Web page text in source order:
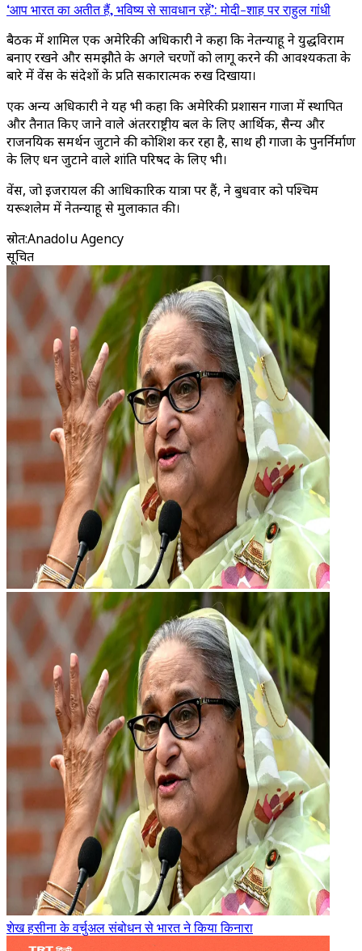
‘आप भारत का अतीत हैं, भविष्य से सावधान रहें’: मोदी-शाह पर राहुल गांधी
बैठक में शामिल एक अमेरिकी अधिकारी ने कहा कि नेतन्याहू ने युद्धविराम
बनाए रखने और समझौते के अगले चरणों को लागू करने की आवश्यकता के
बारे में वेंस के संदेशों के प्रति सकारात्मक रुख दिखाया।
एक अन्य अधिकारी ने यह भी कहा कि अमेरिकी प्रशासन गाजा में स्थापित
और तैनात किए जाने वाले अंतरराष्ट्रीय बल के लिए आर्थिक, सैन्य और
राजनयिक समर्थन जुटाने की कोशिश कर रहा है, साथ ही गाजा के पुनर्निर्माण
के लिए धन जुटाने वाले शांति परिषद के लिए भी।
वेंस, जो इजरायल की आधिकारिक यात्रा पर हैं, ने बुधवार को पश्चिम
यरूशलेम में नेतन्याहू से मुलाकात की।
स्रोत:Anadolu Agency
सूचित
शेख हसीना के वर्चुअल संबोधन से भारत ने किया किनारा